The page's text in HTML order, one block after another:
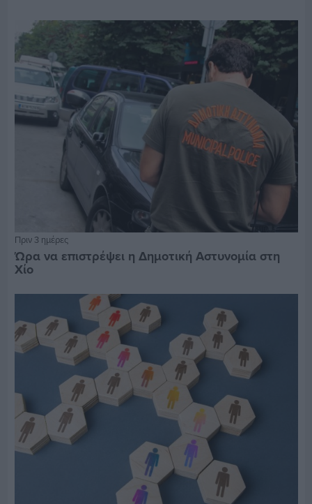
Πριν 3 ημέρες
Ώρα να επιστρέψει η Δημοτική Αστυνομία στη
Χίο